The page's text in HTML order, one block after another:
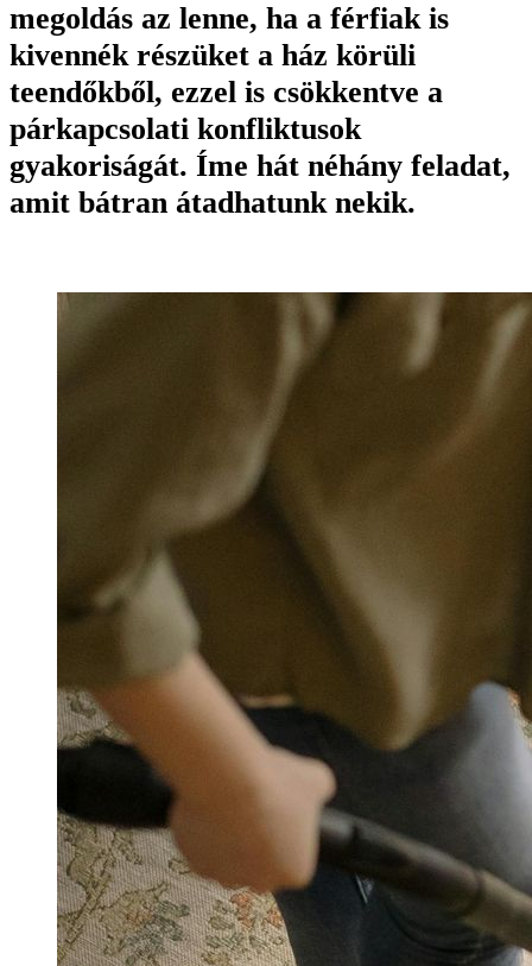
megoldás az lenne, ha a férfiak is
kivennék részüket a ház körüli
teendőkből, ezzel is csökkentve a
párkapcsolati konfliktusok
gyakoriságát. Íme hát néhány feladat,
amit bátran átadhatunk nekik.